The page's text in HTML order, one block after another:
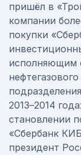
пришёл в
компании
покупки
исполняющим
2013–2014
становлении
«Сбербанк
президент